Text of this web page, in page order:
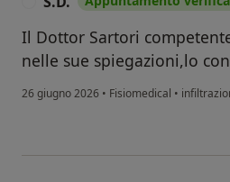
Il Dottor Sartori
nelle sue spiegazioni,lo
26 giugno 2026 • Fisiomedical •